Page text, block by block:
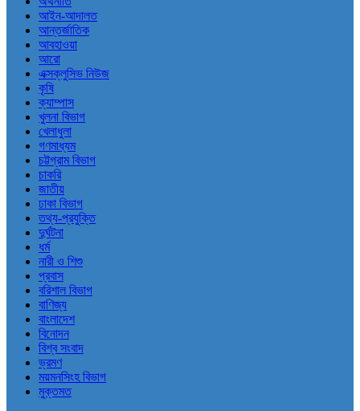
আইন-আদালত
আন্তর্জাতিক
আবহাওয়া
আরো
এক্সক্লুসিভ নিউজ
কৃষি
ক্যাম্পাস
খুলনা বিভাগ
খেলাধুলা
গণমাধ্যম
চট্টগ্রাম বিভাগ
চাকরি
জাতীয়
ঢাকা বিভাগ
তথ্য-প্রযুক্তি
দুর্ঘটনা
ধর্ম
নারী ও শিশু
প্রবাস
বরিশাল বিভাগ
বাণিজ্য
বাংলাদেশ
বিনোদন
বিশ্ব সংবাদ
ভ্রমণ
ময়মনসিংহ বিভাগ
মুক্তমত